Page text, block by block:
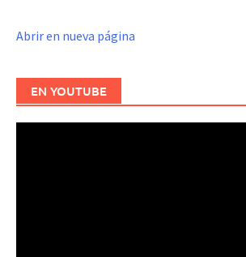
Abrir en nueva página
EN YOUTUBE